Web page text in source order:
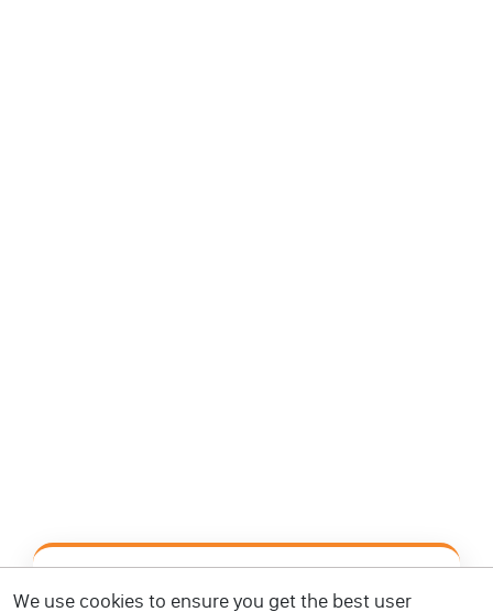
We use cookies to ensure you get the best user